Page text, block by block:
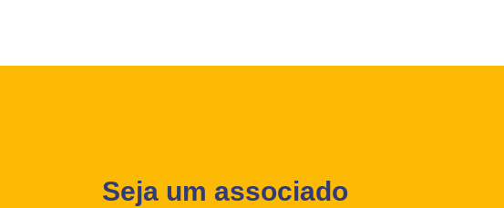
Seja um associado